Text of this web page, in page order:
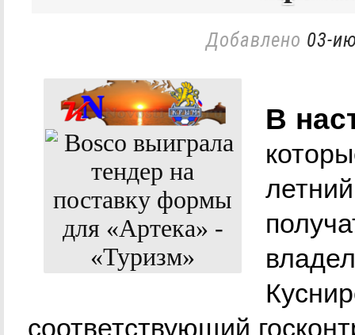
Добавлено 03-
В
соответствующий